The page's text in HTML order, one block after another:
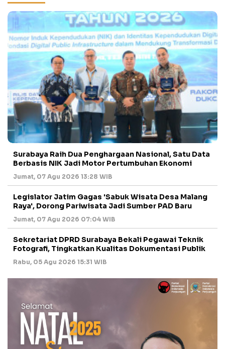
Surabaya Raih Dua Penghargaan Nasional, Satu Data
Berbasis NIK Jadi Motor Pertumbuhan Ekonomi
Jumat, 07 Agu 2026 13:28 WIB
Legislator Jatim Gagas 'Sabuk Wisata Desa Malang
Raya', Dorong Pariwisata Jadi Sumber PAD Baru
Jumat, 07 Agu 2026 07:04 WIB
Sekretariat DPRD Surabaya Bekali Pegawai Teknik
Fotografi, Tingkatkan Kualitas Dokumentasi Publik
Rabu, 05 Agu 2026 15:31 WIB